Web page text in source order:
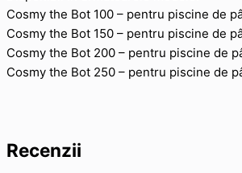
Cosmy the Bot 100 – pentru piscine de
Cosmy the Bot 150 – pentru piscine de
Cosmy the Bot 200 – pentru piscine de
Cosmy the Bot 250 – pentru piscine de
Recenzii